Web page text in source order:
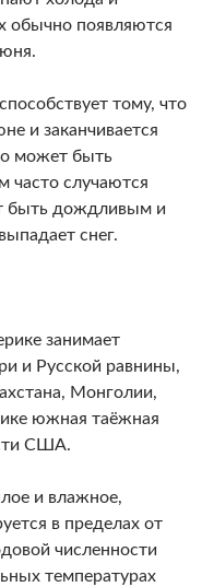
обычно появляются
тому, что
и заканчивается
может быть
часто случаются
быть дождливым и
снег.
занимает
и Русской равнины,
Монголии,
южная таёжная
США.
и влажное,
в пределах от
численности
температурах